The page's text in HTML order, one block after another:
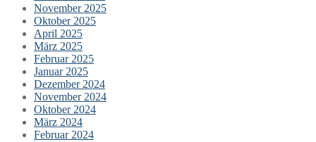
November 2025
Oktober 2025
April 2025
März 2025
Februar 2025
Januar 2025
Dezember 2024
November 2024
Oktober 2024
März 2024
Februar 2024